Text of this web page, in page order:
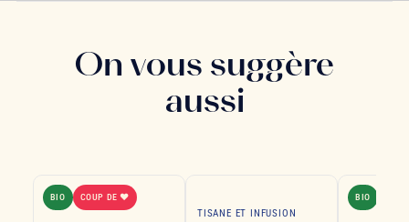
On vous suggère
aussi
BIO COUP DE ❤
TISANE ET INFUSION
BIO